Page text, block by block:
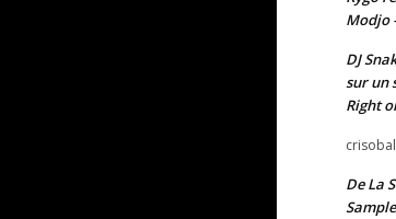
Modjo
DJ
sur un
Right
De La